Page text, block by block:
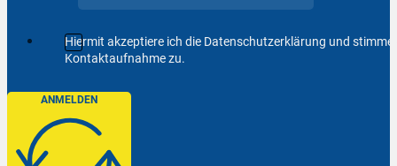
Hiermit akzeptiere ich die Datenschutzerklärung und
Kontaktaufnahme zu.
ANMELDEN